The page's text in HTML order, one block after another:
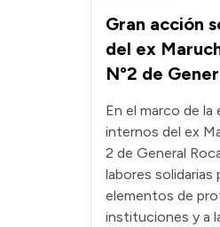
Gran acción
del ex
Nº2 de
En el marco de la
internos del ex
2 de General
labores solidarias
elementos de
instituciones y a